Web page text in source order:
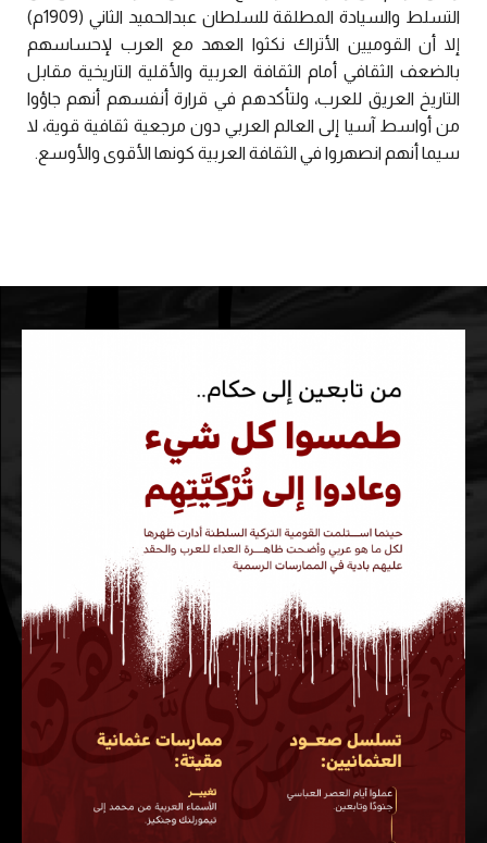
التسلط والسيادة المطلقة للسلطان عبدالحميد الثاني (1909م)
إلا أن القوميين الأتراك نكثوا العهد مع العرب لإحساسهم
بالضعف الثقافي أمام الثقافة العربية والأقلية التاريخية مقابل
التاريخ العريق للعرب، ولتأكدهم في قرارة أنفسهم أنهم جاؤوا
من أواسط آسيا إلى العالم العربي دون مرجعية ثقافية قوية، لا
سيما أنهم انصهروا في الثقافة العربية كونها الأقوى والأوسع.